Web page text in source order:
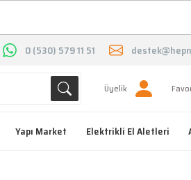
0 (530) 579 11 51
Üyelik
Yapı Market Elektrikli El Aletleri